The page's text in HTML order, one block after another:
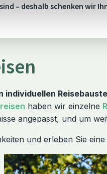
– deshalb schenken wir
individuellen
haben wir einzelne
angepasst, und um
und erleben Sie